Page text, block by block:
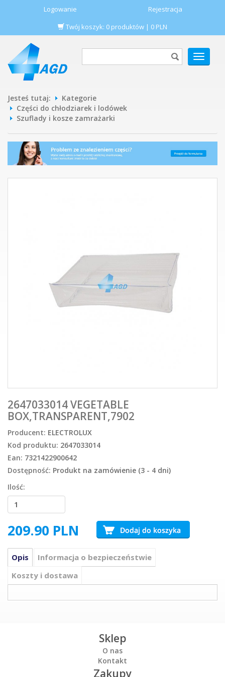
Logowanie
Rejestracja
Twój koszyk: 0 produktów | 0 PLN
POKAŻ
MENU
Jesteś tutaj:
Kategorie
Części do chłodziarek i lodówek
Szuflady i kosze zamrażarki
2647033014 VEGETABLE
BOX,TRANSPARENT,7902
Producent: ELECTROLUX
Kod produktu: 2647033014
Ean: 7321422900642
Dostępność: Produkt na zamówienie (3 - 4 dni)
Ilość:
209.90 PLN
Opis
Informacja o bezpieczeństwie
Koszty i dostawa
Sklep
O nas
Kontakt
Zakupy